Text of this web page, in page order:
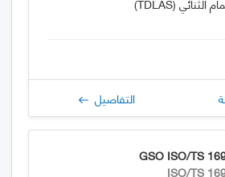
التفاصيل
GSO ISO/TS
ISO/TS